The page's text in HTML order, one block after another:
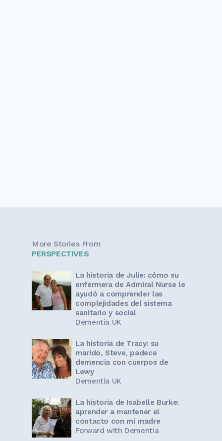
More Stories From
PERSPECTIVES
La historia de Julie: cómo su
enfermera de Admiral Nurse le
ayudó a comprender las
complejidades del sistema
sanitario y social
Dementia UK
La historia de Tracy: su
marido, Steve, padece
demencia con cuerpos de
Lewy
Dementia UK
La historia de Isabelle Burke:
aprender a mantener el
contacto con mi madre
Forward with Dementia